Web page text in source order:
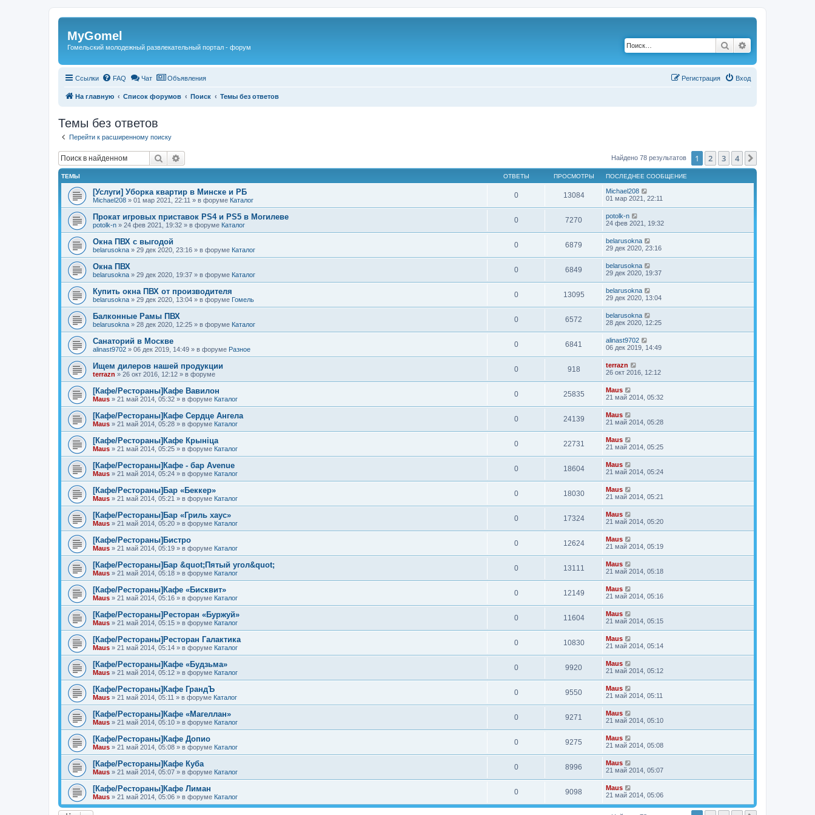
Регистрация
MyGomel
Гомельский молодежный развлекательный портал - форум Поиск
Ссылки FAQ Чат Объявления Вход
Регистрация
На главную Список форумов Поиск Темы без ответов
Темы без ответов
Перейти к расширенному поиску
Поиск Найдено 78 результатов 1 2 3 4
ТЕМЫ ОТВЕТЫ ПРОСМОТРЫ ПОСЛЕДНЕЕ СООБЩЕНИЕ
[Услуги] Уборка квартир в Минске и РБ
Michael208 » 01 мар 2021, 22:11 » в форуме Каталог
0 13084
Michael208
01 мар 2021, 22:11
Прокат игровых приставок PS4 и PS5 в Могилеве
potolk-n » 24 фев 2021, 19:32 » в форуме Каталог
0 7270
potolk-n
24 фев 2021, 19:32
Окна ПВХ с выгодой
belarusokna » 29 дек 2020, 23:16 » в форуме Каталог
0 6879
belarusokna
29 дек 2020, 23:16
Окна ПВХ
belarusokna » 29 дек 2020, 19:37 » в форуме Каталог
0 6849
belarusokna
29 дек 2020, 19:37
Купить окна ПВХ от производителя
belarusokna » 29 дек 2020, 13:04 » в форуме Гомель
0 13095
belarusokna
29 дек 2020, 13:04
Балконные Рамы ПВХ
belarusokna » 28 дек 2020, 12:25 » в форуме Каталог
0 6572
belarusokna
28 дек 2020, 12:25
Санаторий в Москве
alinast9702 » 06 дек 2019, 14:49 » в форуме Разное
0 6841
alinast9702
06 дек 2019, 14:49
Ищем дилеров нашей продукции
terrazn » 26 окт 2016, 12:12 » в форуме
0 918
terrazn
26 окт 2016, 12:12
[Кафе/Рестораны]Кафе Вавилон
Maus » 21 май 2014, 05:32 » в форуме Каталог
0 25835
Maus
21 май 2014, 05:32
[Кафе/Рестораны]Кафе Сердце Ангела
Maus » 21 май 2014, 05:28 » в форуме Каталог
0 24139
Maus
21 май 2014, 05:28
[Кафе/Рестораны]Кафе Крыніца
Maus » 21 май 2014, 05:25 » в форуме Каталог
0 22731
Maus
21 май 2014, 05:25
[Кафе/Рестораны]Кафе - бар Avenue
Maus » 21 май 2014, 05:24 » в форуме Каталог
0 18604
Maus
21 май 2014, 05:24
[Кафе/Рестораны]Бар «Беккер»
Maus » 21 май 2014, 05:21 » в форуме Каталог
0 18030
Maus
21 май 2014, 05:21
[Кафе/Рестораны]Бар «Гриль хаус»
Maus » 21 май 2014, 05:20 » в форуме Каталог
0 17324
Maus
21 май 2014, 05:20
[Кафе/Рестораны]Бистро
Maus » 21 май 2014, 05:19 » в форуме Каталог
0 12624
Maus
21 май 2014, 05:19
[Кафе/Рестораны]Бар &quot;Пятый угол&quot;
Maus » 21 май 2014, 05:18 » в форуме Каталог
0 13111
Maus
21 май 2014, 05:18
[Кафе/Рестораны]Кафе «Бисквит»
Maus » 21 май 2014, 05:16 » в форуме Каталог
0 12149
Maus
21 май 2014, 05:16
[Кафе/Рестораны]Ресторан «Буржуй»
Maus » 21 май 2014, 05:15 » в форуме Каталог
0 11604
Maus
21 май 2014, 05:15
[Кафе/Рестораны]Ресторан Галактика
Maus » 21 май 2014, 05:14 » в форуме Каталог
0 10830
Maus
21 май 2014, 05:14
[Кафе/Рестораны]Кафе «Будзьма»
Maus » 21 май 2014, 05:12 » в форуме Каталог
0 9920
Maus
21 май 2014, 05:12
[Кафе/Рестораны]Кафе ГрандЪ
Maus » 21 май 2014, 05:11 » в форуме Каталог
0 9550
Maus
21 май 2014, 05:11
[Кафе/Рестораны]Кафе «Магеллан»
Maus » 21 май 2014, 05:10 » в форуме Каталог
0 9271
Maus
21 май 2014, 05:10
[Кафе/Рестораны]Кафе Допио
Maus » 21 май 2014, 05:08 » в форуме Каталог
0 9275
Maus
21 май 2014, 05:08
[Кафе/Рестораны]Кафе Куба
Maus » 21 май 2014, 05:07 » в форуме Каталог
0 8996
Maus
21 май 2014, 05:07
[Кафе/Рестораны]Кафе Лиман
Maus » 21 май 2014, 05:06 » в форуме Каталог
0 9098
Maus
21 май 2014, 05:06